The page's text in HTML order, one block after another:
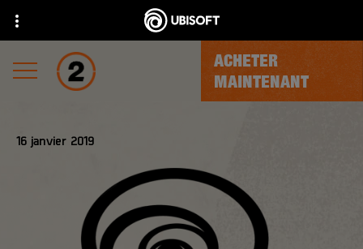
ACHETER
MAINTENANT
16 janvier 2019